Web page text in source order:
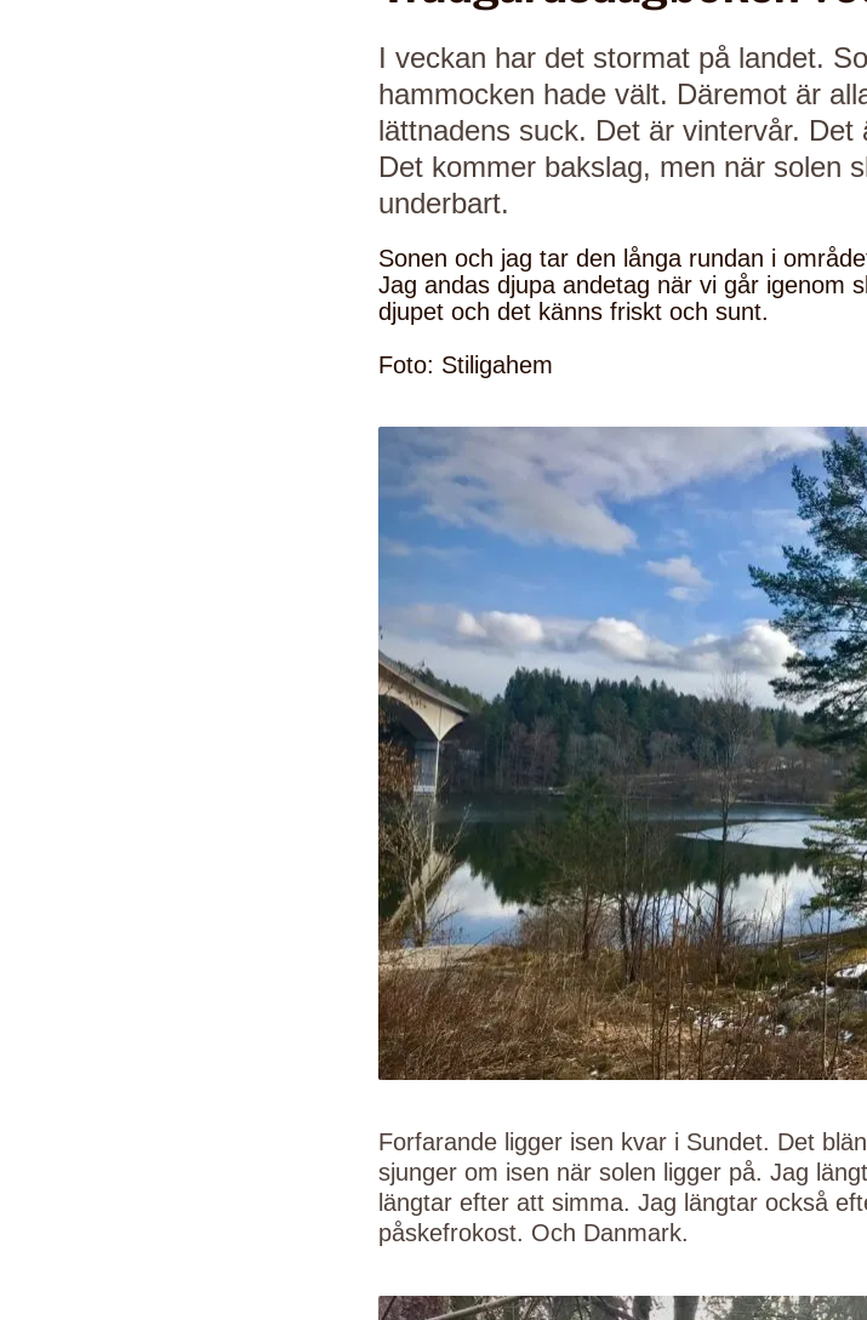
I veckan har det stormat på landet.
hammocken hade vält. Däremot är
lättnadens suck. Det är vintervår. Det
Det kommer bakslag, men när solen
underbart.
Sonen och jag tar den långa rundan i
Jag andas djupa andetag när vi går igenom
djupet och det känns friskt och sunt.
Foto: Stiligahem
Forfarande ligger isen kvar i Sundet. Det
sjunger om isen när solen ligger på. Jag
längtar efter att simma. Jag längtar också
påskefrokost. Och Danmark.